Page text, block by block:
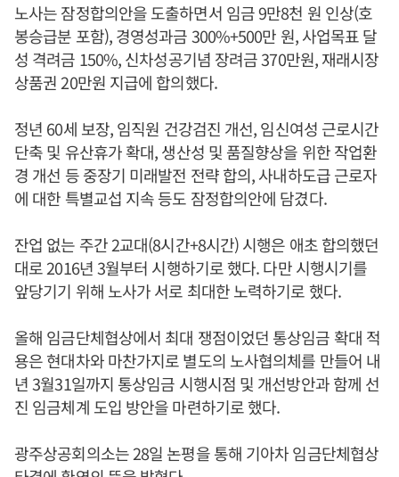
노사는 잠정합의안을 도출하면서 임금 9만8천 원 인상(호
봉승급분 포함), 경영성과금 300%+500만 원, 사업목표 달
성 격려금 150%, 신차성공기념 장려금 370만원, 재래시장
상품권 20만원 지급에 합의했다.
정년 60세 보장, 임직원 건강검진 개선, 임신여성 근로시간
단축 및 유산휴가 확대, 생산성 및 품질향상을 위한 작업환
경 개선 등 중장기 미래발전 전략 합의, 사내하도급 근로자
에 대한 특별교섭 지속 등도 잠정합의안에 담겼다.
잔업 없는 주간 2교대(8시간+8시간) 시행은 애초 합의했던
대로 2016년 3월부터 시행하기로 했다. 다만 시행시기를
앞당기기 위해 노사가 서로 최대한 노력하기로 했다.
올해 임금단체협상에서 최대 쟁점이었던 통상임금 확대 적
용은 현대차와 마찬가지로 별도의 노사협의체를 만들어 내
년 3월31일까지 통상임금 시행시점 및 개선방안과 함께 선
진 임금체계 도입 방안을 마련하기로 했다.
광주상공회의소는 28일 논평을 통해 기아차 임금단체협상